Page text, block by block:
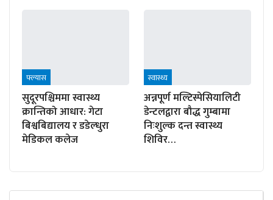
फ्ल्यास
सुदूरपश्चिममा स्वास्थ्य
क्रान्तिको आधार: गेटा
बिश्वबिद्यालय र डडेल्धुरा
मेडिकल कलेज
स्वास्थ्य
अन्नपूर्ण मल्टिस्पेसियालिटी
डेन्टलद्वारा बौद्ध गुम्बामा
निःशुल्क दन्त स्वास्थ्य
शिविर…